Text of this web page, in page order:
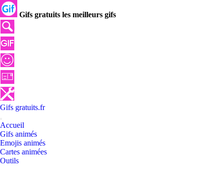
Gifs gratuits les meilleurs gifs
Gifs gratuits.fr
Accueil
Gifs animés
Emojis animés
Cartes animées
Outils